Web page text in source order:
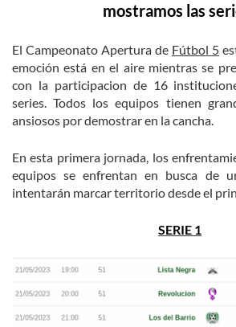
mostramos las
El Campeonato Apertura de Fútbol 5
emoción está en el aire mientras se
con la participacion de 16
series. Todos los equipos tienen
ansiosos por demostrar en la cancha.
En esta primera jornada, los
equipos se enfrentan en busca de
intentarán marcar territorio desde el
SERIE 1